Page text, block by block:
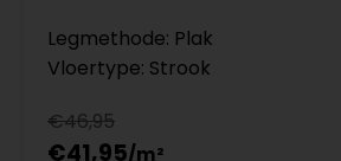
Legmethode: Plak
Vloertype: Strook
€46,95
€41,95